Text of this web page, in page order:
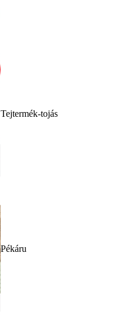
Tejtermék-tojás
Pékáru